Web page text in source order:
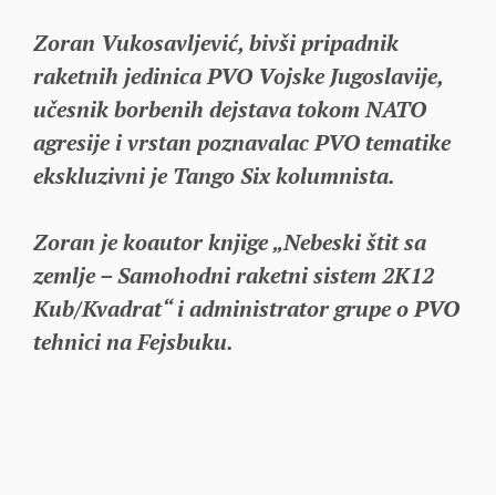
Zoran Vukosavljević, bivši pripadnik
raketnih jedinica PVO Vojske Jugoslavije,
učesnik borbenih dejstava tokom NATO
agresije i vrstan poznavalac PVO tematike
ekskluzivni je Tango Six kolumnista.
Zoran je koautor knjige „Nebeski štit sa
zemlje – Samohodni raketni sistem 2K12
Kub/Kvadrat“ i administrator grupe o PVO
tehnici na Fejsbuku.